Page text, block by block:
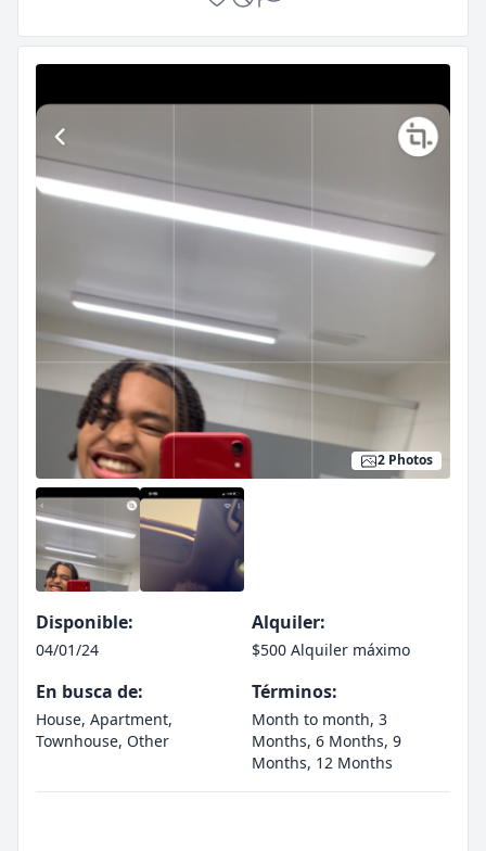
2 Photos
Disponible:
04/01/24
Alquiler:
$500 Alquiler máximo
En busca de:
House, Apartment,
Townhouse, Other
Términos:
Month to month, 3
Months, 6 Months, 9
Months, 12 Months